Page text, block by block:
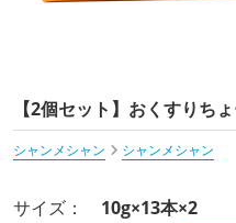
【2個セット】おくすりち
シャンメシャン
シャンメシャン
サイズ： 10g×13本×2